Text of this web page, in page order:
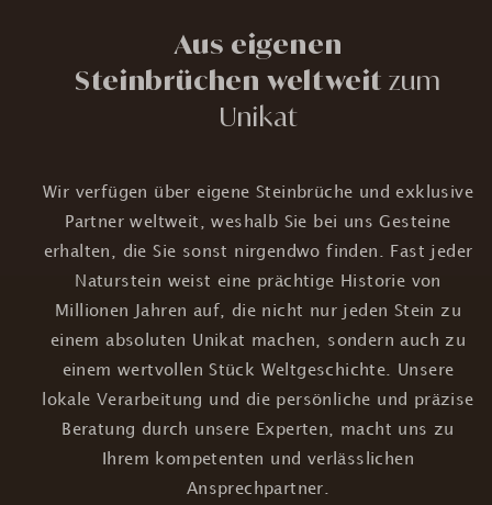
Aus eigenen
Steinbrüchen weltweit zum
Unikat
Wir verfügen über eigene Steinbrüche und exklusive
Partner weltweit, weshalb Sie bei uns Gesteine
erhalten, die Sie sonst nirgendwo finden. Fast jeder
Naturstein weist eine prächtige Historie von
Millionen Jahren auf, die nicht nur jeden Stein zu
einem absoluten Unikat machen, sondern auch zu
einem wertvollen Stück Weltgeschichte. Unsere
lokale Verarbeitung und die persönliche und präzise
Beratung durch unsere Experten, macht uns zu
Ihrem kompetenten und verlässlichen
Ansprechpartner.